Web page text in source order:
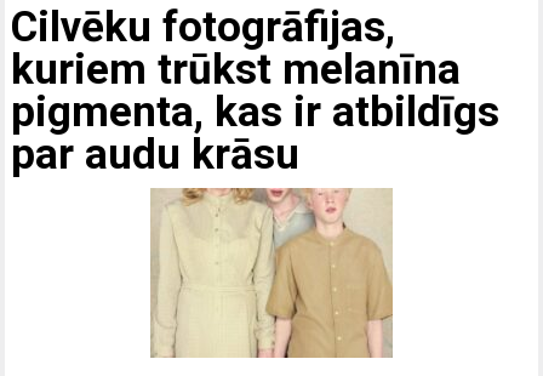
Cilvēku fotogrāfijas,
kuriem trūkst melanīna
pigmenta, kas ir atbildīgs
par audu krāsu